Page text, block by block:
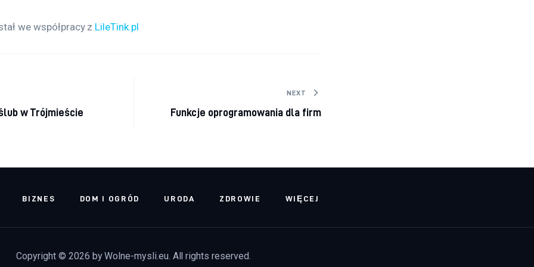
we współpracy z LileTink.pl
wpisu
w Trójmieście
NEXT
Funkcje oprogramowania dla firm
BIZNES DOM I OGRÓD URODA ZDROWIE WIĘCEJ
Copyright © 2026 by Wolne-mysli.eu. All rights reserved.